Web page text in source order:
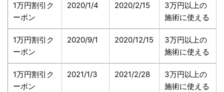
1万円割引ク
ーポン
2020/1/4 2020/2/15
3万円以上の
施術に使える
1万円割引ク
ーポン
2020/9/1 2020/12/15
3万円以上の
施術に使える
1万円割引ク
ーポン
2021/1/3 2021/2/28
3万円以上の
施術に使える